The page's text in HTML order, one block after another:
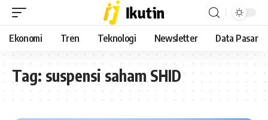
Ekonomi Tren Teknologi Newsletter Data Pasar
Tag: suspensi saham SHID